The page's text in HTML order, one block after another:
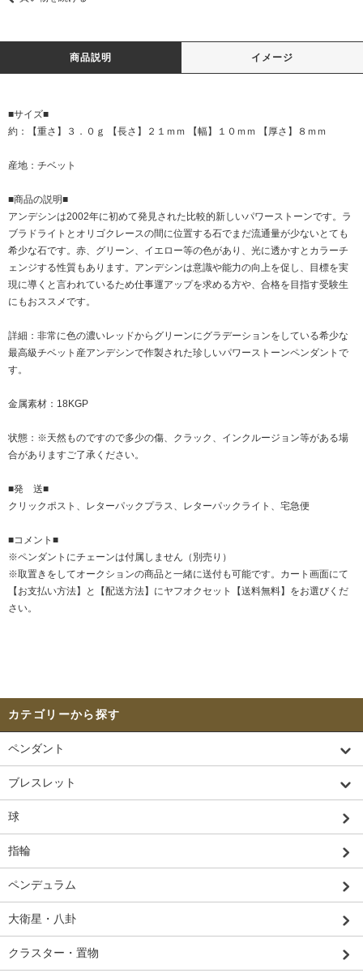
商品説明 イメージ
■サイズ■
約：【重さ】３．０ｇ 【長さ】２１ｍｍ 【幅】１０ｍｍ 【厚さ】８ｍｍ
産地：チベット
■商品の説明■
アンデシンは2002年に初めて発見された比較的新しいパワーストーンです。ラ
ブラドライトとオリゴクレースの間に位置する石でまだ流通量が少ないとても
希少な石です。赤、グリーン、イエロー等の色があり、光に透かすとカラーチ
ェンジする性質もあります。アンデシンは意識や能力の向上を促し、目標を実
現に導くと言われているため仕事運アップを求める方や、合格を目指す受験生
にもおススメです。
詳細：非常に色の濃いレッドからグリーンにグラデーションをしている希少な
最高級チベット産アンデシンで作製された珍しいパワーストーンペンダントで
す。
金属素材：18KGP
状態：※天然ものですので多少の傷、クラック、インクルージョン等がある場
合がありますご了承ください。
■発 送■
クリックポスト、レターパックプラス、レターパックライト、宅急便
■コメント■
※ペンダントにチェーンは付属しません（別売り）
※取置きをしてオークションの商品と一緒に送付も可能です。カート画面にて
【お支払い方法】と【配送方法】にヤフオクセット【送料無料】をお選びくだ
さい。
カテゴリーから探す
ペンダント
ブレスレット
球
指輪
ペンデュラム
大衛星・八卦
クラスター・置物